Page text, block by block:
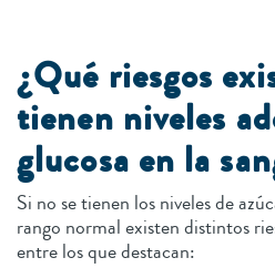
¿Qué riesgos
tienen niveles
glucosa en la
Si no se tienen los niveles de
rango normal existen distintos
entre los que destacan: